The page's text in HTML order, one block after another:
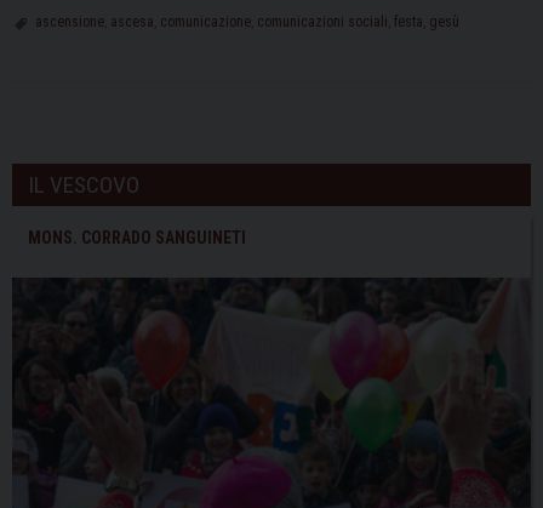
giugno:
Giornata
delle
ascensione ascesa comunicazione comunicazioni sociali festa gesù
o
s
a
t
IL VESCOVO
MONS. CORRADO SANGUINETI